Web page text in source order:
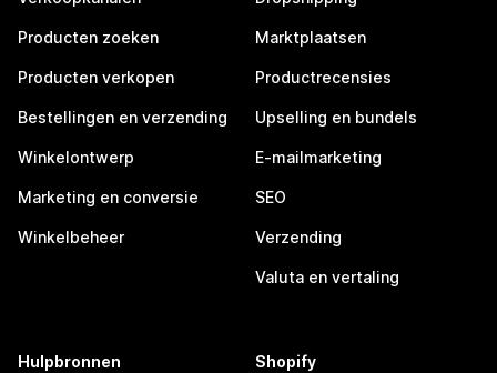
Producten zoeken
Producten verkopen
Bestellingen en verzending
Winkelontwerp
Marketing en conversie
Winkelbeheer
Marktplaatsen
Productrecensies
Upselling en bundels
E-mailmarketing
SEO
Verzending
Valuta en vertaling
Hulpbronnen Shopify